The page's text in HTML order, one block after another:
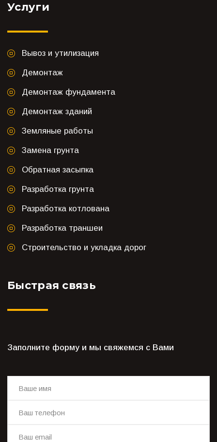
Услуги
Вывоз и утилизация
Демонтаж
Демонтаж фундамента
Демонтаж зданий
Земляные работы
Замена грунта
Обратная засыпка
Разработка грунта
Разработка котлована
Разработка траншеи
Строительство и укладка дорог
Быстрая связь
Заполните форму и мы свяжемся с Вами